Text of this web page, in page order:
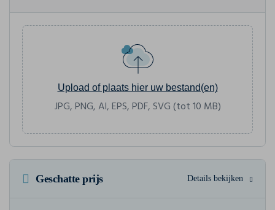
Upload of plaats hier uw bestand(en)
JPG, PNG, AI, EPS, PDF, SVG (tot 10 MB)
Geschatte prijs Details bekijken